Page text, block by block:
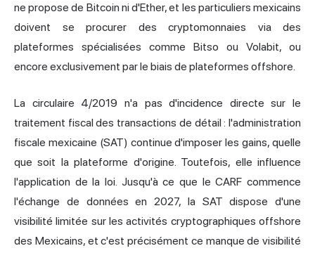
ne propose de Bitcoin ni d'Ether, et les particuliers mexicains
doivent se procurer des cryptomonnaies via des
plateformes spécialisées comme Bitso ou Volabit, ou
encore exclusivement par le biais de plateformes offshore.
La circulaire 4/2019 n'a pas d'incidence directe sur le
traitement fiscal des transactions de détail : l'administration
fiscale mexicaine (SAT) continue d'imposer les gains, quelle
que soit la plateforme d'origine. Toutefois, elle influence
l'application de la loi. Jusqu'à ce que le CARF commence
l'échange de données en 2027, la SAT dispose d'une
visibilité limitée sur les activités cryptographiques offshore
des Mexicains, et c'est précisément ce manque de visibilité